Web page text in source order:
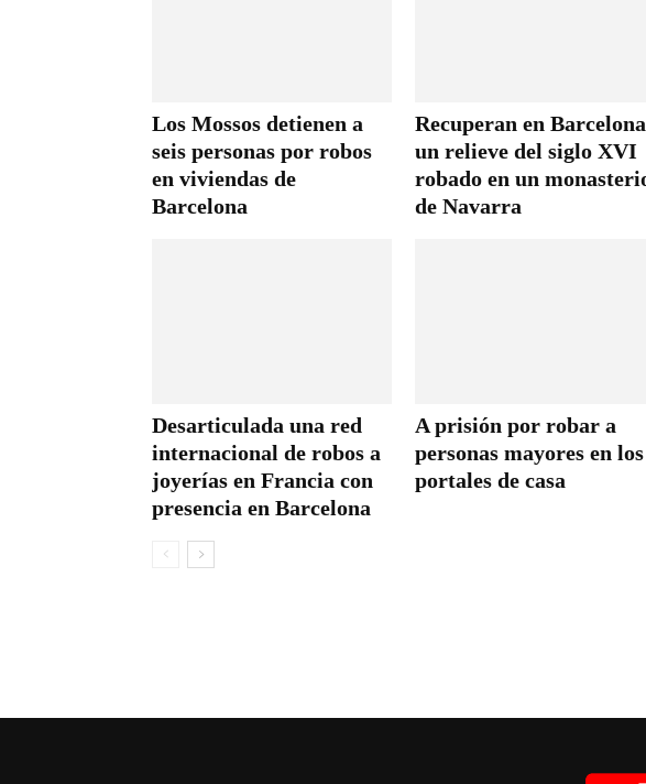
Los Mossos detienen a
seis personas por robos
en viviendas de
Barcelona
Recuperan en Barcelona
un relieve del siglo XVI
robado en un
de Navarra
Desarticulada una red
internacional de robos a
joyerías en Francia con
presencia en Barcelona
A prisión por robar a
personas mayores en los
portales de casa